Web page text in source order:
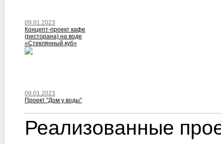
09.01.2023
Концепт-проект кафе
(ресторана) на воде
«Стеклянный куб»
09.01.2023
Проект "Дом у воды"
Реализованные